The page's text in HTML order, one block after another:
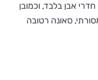
אבן בלבד, וכמובן
סאונה רטובה